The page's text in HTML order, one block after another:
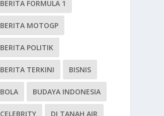
BERITA FORMULA 1
BERITA MOTOGP
BERITA POLITIK
BERITA TERKINI BISNIS
BOLA BUDAYA INDONESIA
CELEBRITY DI TANAH AIR